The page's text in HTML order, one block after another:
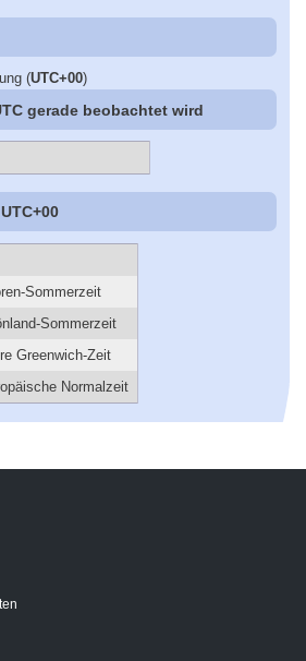
(UTC+00)
gerade beobachtet wird
Sommerzeit
Sommerzeit
Greenwich-Zeit
Normalzeit